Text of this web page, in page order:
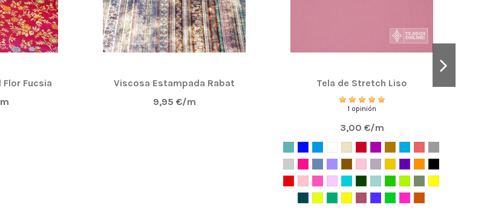
Fucsia
Viscosa Estampada Rabat
9,95 €/m
Tela de Stretch Liso
1 opinión
3,00 €/m